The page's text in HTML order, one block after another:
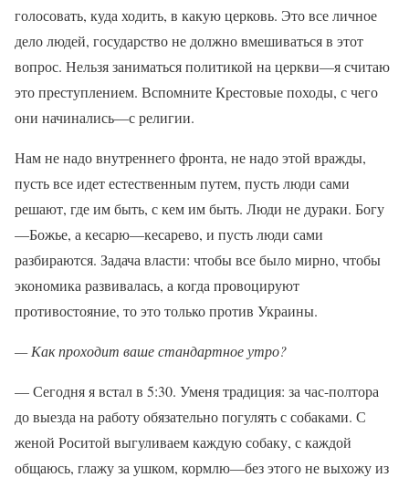
голосовать, куда ходить, в какую церковь. Это все личное
дело людей, государство не должно вмешиваться в этот
вопрос. Нельзя заниматься политикой на церкви—я считаю
это преступлением. Вспомните Крестовые походы, с чего
они начинались—с религии.
Нам не надо внутреннего фронта, не надо этой вражды,
пусть все идет естественным путем, пусть люди сами
решают, где им быть, с кем им быть. Люди не дураки. Богу
—Божье, а кесарю—кесарево, и пусть люди сами
разбираются. Задача власти: чтобы все было мирно, чтобы
экономика развивалась, а когда провоцируют
противостояние, то это только против Украины.
— Как проходит ваше стандартное утро?
— Сегодня я встал в 5:30. Уменя традиция: за час-полтора
до выезда на работу обязательно погулять с собаками. С
женой Роситой выгуливаем каждую собаку, с каждой
общаюсь, глажу за ушком, кормлю—без этого не выхожу из